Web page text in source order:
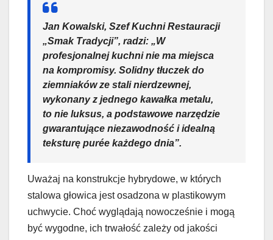
Jan Kowalski, Szef Kuchni Restauracji
„Smak Tradycji”, radzi: „W
profesjonalnej kuchni nie ma miejsca
na kompromisy. Solidny tłuczek do
ziemniaków ze stali nierdzewnej,
wykonany z jednego kawałka metalu,
to nie luksus, a podstawowe narzędzie
gwarantujące niezawodność i idealną
teksturę purée każdego dnia”.
Uważaj na konstrukcje hybrydowe, w których
stalowa głowica jest osadzona w plastikowym
uchwycie. Choć wyglądają nowocześnie i mogą
być wygodne, ich trwałość zależy od jakości